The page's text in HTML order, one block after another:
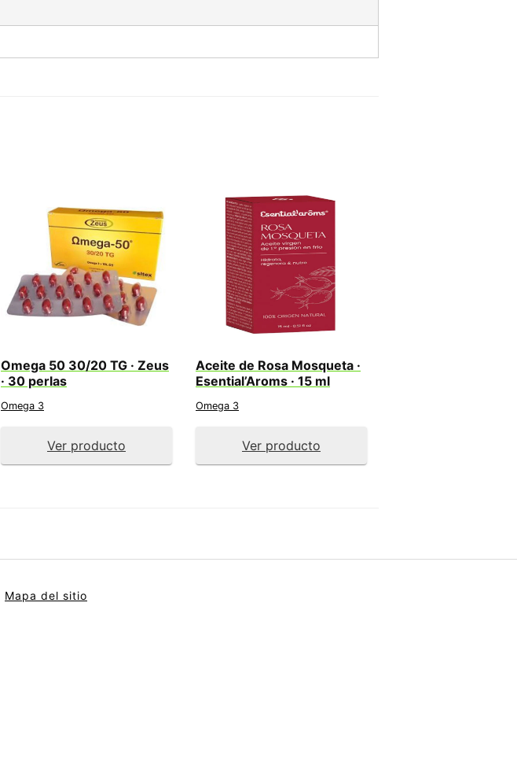
Omega 50 30/20 TG · Zeus
· 30 perlas
Omega 3
Ver producto
Aceite de Rosa Mosqueta ·
Esential’Aroms · 15 ml
Omega 3
Ver producto
Mapa del sitio